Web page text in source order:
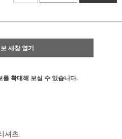
새창 열기
를 확대해 보실 수 있습니다.
셔츠.